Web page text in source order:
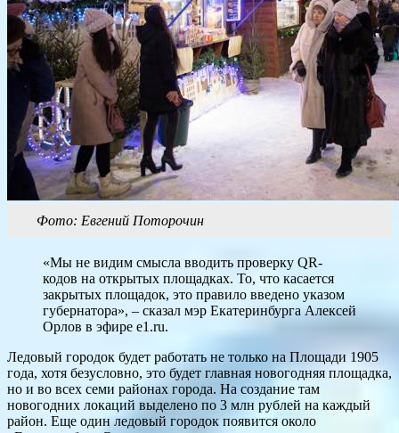
Фото: Евгений Поторочин
«Мы не видим смысла вводить проверку QR-
кодов на открытых площадках. То, что касается
закрытых площадок, это правило введено указом
губернатора», – сказал мэр Екатеринбурга Алексей
Орлов в эфире е1.ru.
Ледовый городок будет работать не только на Площади 1905
года, хотя безусловно, это будет главная новогодняя площадка,
но и во всех семи районах города. На создание там
новогодних локаций выделено по 3 млн рублей на каждый
район. Еще один ледовый городок появится около